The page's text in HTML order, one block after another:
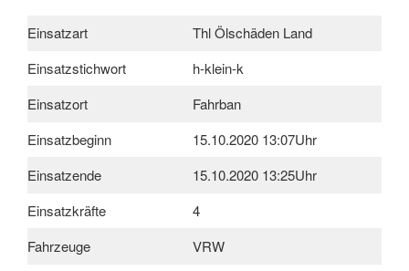
Einsatzart
Thl Ölschäden Land
Einsatzstichwort
h-klein-k
Einsatzort
Fahrban
Einsatzbeginn
15.10.2020 13:07Uhr
Einsatzende
15.10.2020 13:25Uhr
Einsatzkräfte
4
Fahrzeuge
VRW